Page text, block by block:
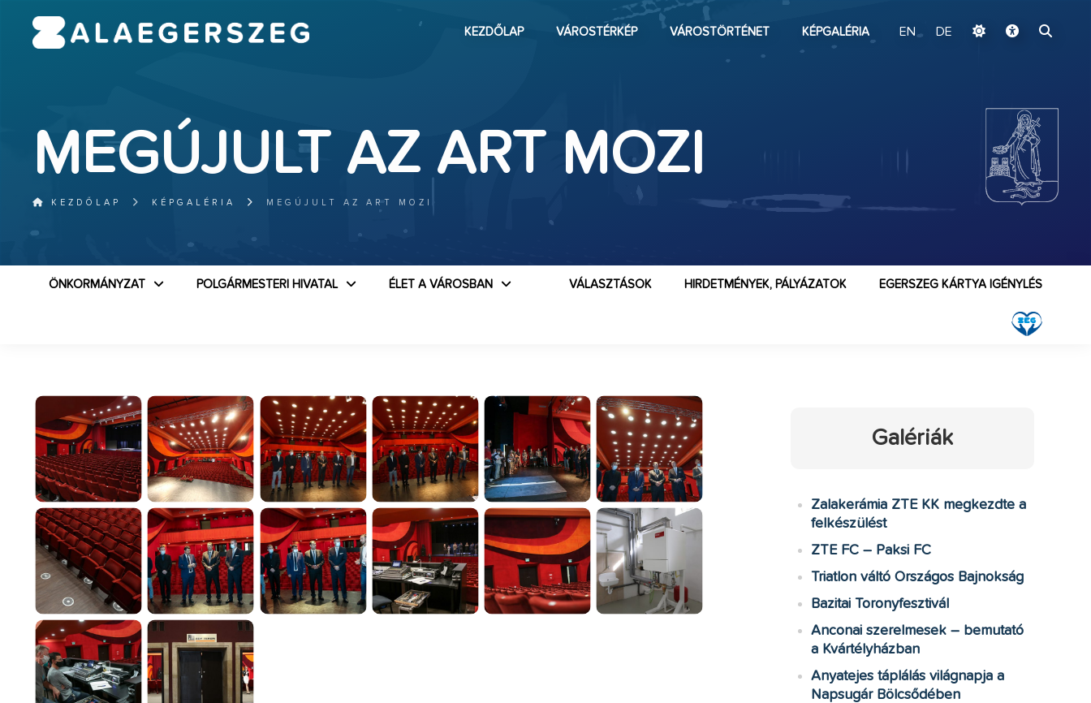
KEZDŐLAP VÁROSTÉRKÉP VÁROSTÖRTÉNET KÉPGALÉRIA EN DE
MEGÚJULT AZ ART MOZI
KEZDŐLAP KÉPGALÉRIA MEGÚJULT AZ ART MOZI
ÖNKORMÁNYZAT POLGÁRMESTERI HIVATAL ÉLET A VÁROSBAN EGERSZEG KÁRTYA IGÉNYLÉS
HIRDETMÉNYEK, PÁLYÁZATOK
VÁLASZTÁSOK
Galériák
Zalakerámia ZTE KK megkezdte a
felkészülést
ZTE FC – Paksi FC
Triatlon váltó Országos Bajnokság
Bazitai Toronyfesztivál
Anconai szerelmesek – bemutató
a Kvártélyházban
Anyatejes táplálás világnapja a
Napsugár Bölcsődében